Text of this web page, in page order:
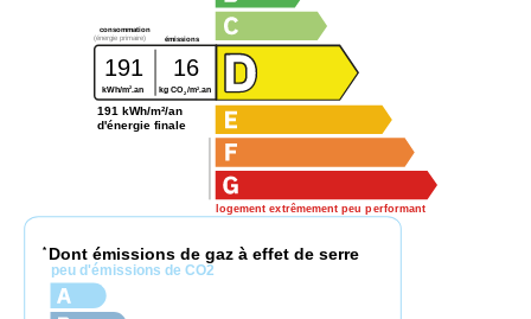
logement extrêmement peu performant
consommation
émissions
(énergie primaire)
191 16
kWh/m2.an kg CO2 /m2 .an
191 kWh/m²/an
d'énergie finale
* Dont émissions de gaz à effet de serre
peu d'émissions de CO2